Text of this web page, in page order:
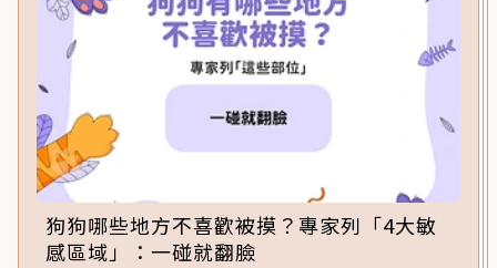
狗狗哪些地方不喜歡被摸？專家列「4大敏
感區域」：一碰就翻臉